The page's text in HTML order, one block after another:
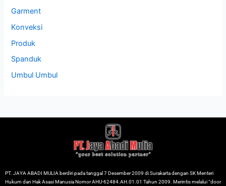
Garment
Konveksi
Produk
Spanduk
Umbul Umbul
PT. JAYA ABADI MULIA berdiri pada tanggal 7 Desember 2009 di Surakarta dengan SK Menteri
Hukum dan Hak Asasi Manusia Nomor AHU-62484.AH.01.01 Tahun 2009. Merintis melalui “door